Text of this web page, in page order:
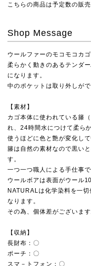
こちらの商品は予定数の販
Shop Message
ウールファーのモコモコカゴ
柔らかく動きのあるテンダ
になります。
中のポケットは取り外しがで
【素材】
カゴ本体に使われている籐
れ、24時間水につけて柔ら
使うほどに色と艶が変化して
籐は自然の素材なので黒い
す。
一つ一つ職人による手仕事
ウールボアは表面がウール
NATURALは化学染料を一
なります。
その為、個体差がございます
【収納】
長財布：〇
ポーチ：〇
スマ－トフォン：〇